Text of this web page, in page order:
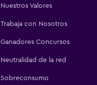
Nuestros Valores
Trabaja con Nosotros
Ganadores Concursos
Neutralidad de la red
Sobreconsumo